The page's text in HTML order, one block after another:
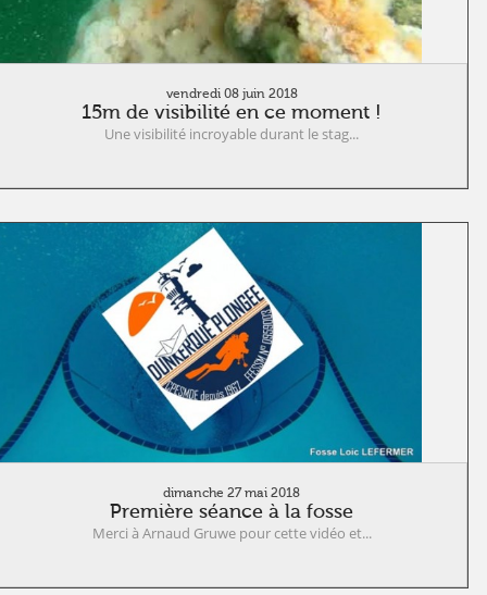
vendredi 08 juin 2018
15m de visibilité en ce moment !
Une visibilité incroyable durant le stag...
dimanche 27 mai 2018
Première séance à la fosse
Merci à Arnaud Gruwe pour cette vidéo et...